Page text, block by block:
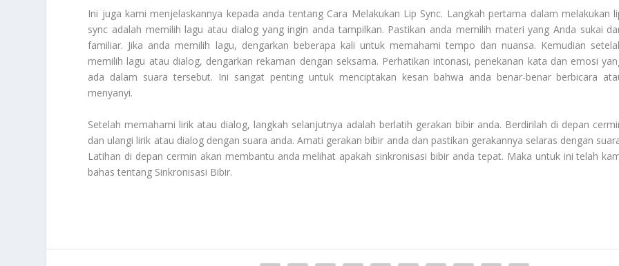
Ini juga kami menjelaskannya kepada anda tentang Cara Melakukan Lip Sync. Langkah pertama dalam melakukan
sync adalah memilih lagu atau dialog yang ingin anda tampilkan. Pastikan anda memilih materi yang Anda sukai
familiar. Jika anda memilih lagu, dengarkan beberapa kali untuk memahami tempo dan nuansa. Kemudian
memilih lagu atau dialog, dengarkan rekaman dengan seksama. Perhatikan intonasi, penekanan kata dan emosi
ada dalam suara tersebut. Ini sangat penting untuk menciptakan kesan bahwa anda benar-benar berbicara
menyanyi.
Setelah memahami lirik atau dialog, langkah selanjutnya adalah berlatih gerakan bibir anda. Berdirilah di depan
dan ulangi lirik atau dialog dengan suara anda. Amati gerakan bibir anda dan pastikan gerakannya selaras dengan
Latihan di depan cermin akan membantu anda melihat apakah sinkronisasi bibir anda tepat. Maka untuk ini telah
bahas tentang Sinkronisasi Bibir.